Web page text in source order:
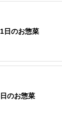
日のお惣菜
のお惣菜